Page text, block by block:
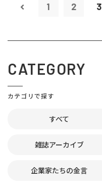
1 2 3
CATEGORY
カテゴリで探す
すべて
雑誌アーカイブ
企業家たちの金言